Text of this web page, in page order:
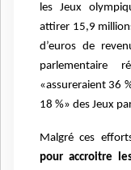
les Jeux
attirer 15,9
d’euros de
parlementaire
«assureraient 36
18 %» des Jeux
Malgré ces
pour accroitre